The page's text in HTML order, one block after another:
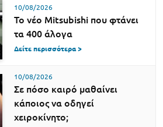
10/08/2026
Το νέο Mitsubishi που φτάνει
τα 400 άλογα
Δείτε περισσότερα >
10/08/2026
Σε πόσο καιρό μαθαίνει
κάποιος να οδηγεί
χειροκίνητο;